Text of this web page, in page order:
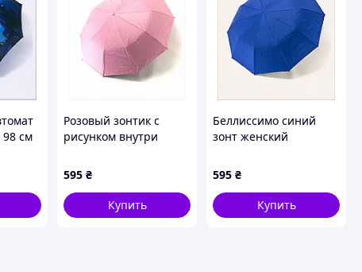
98 см
Розовый зонтик с
рисунком внутри
8K97902T7
595 ₴
Купить
Беллиссимо синий
зонт женский
897H9037X
595 ₴
Купить